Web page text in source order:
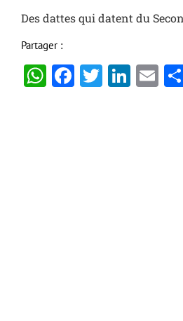
Des dattes qui datent du
Partager :
WhatsApp
Facebook
Twitter